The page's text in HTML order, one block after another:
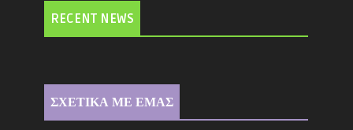
RECENT NEWS
ΣΧΕΤΙΚΑ ΜΕ ΕΜΑΣ